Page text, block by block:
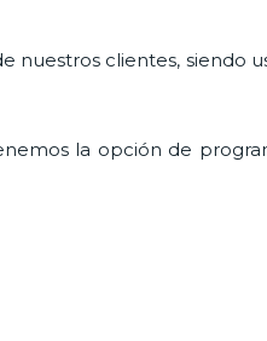
nuestros clientes, siendo
la opción de